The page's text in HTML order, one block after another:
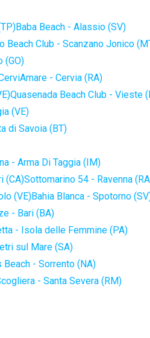
Baba Beach - Alassio (SV)
Beach Club - Scanzano Jonico
(GO)
- Cervia (RA)
Quasenada Beach Club - Vieste
(VE)
di Savoia (BT)
- Arma Di Taggia (IM)
(CA)Sottomarino 54 - Ravenna
(VE)Bahia Blanca - Spotorno
- Bari (BA)
- Isola delle Femmine (PA)
sul Mare (SA)
Beach - Sorrento (NA)
- Santa Severa (RM)